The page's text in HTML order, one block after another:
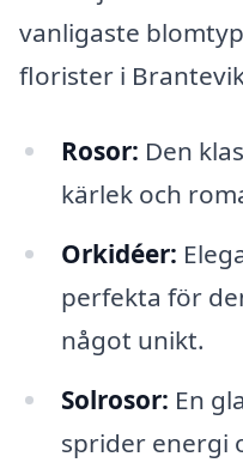
vanligaste
florister i
Rosor: Den
kärlek och
Orkidéer:
perfekta för
något unikt.
Solrosor: En
sprider energi